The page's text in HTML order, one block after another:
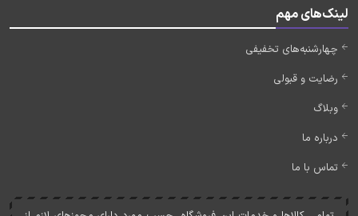
لینک‌های مهم
چهارشنبه‌های تخفیفی
رضایت و قبولی
وبلاگ
درباره ما
تماس با ما